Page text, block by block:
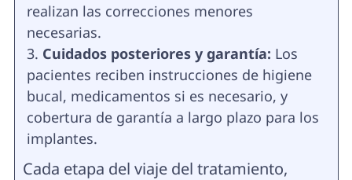
realizan las correcciones menores
necesarias.
Cuidados posteriores y garantía: Los
pacientes reciben instrucciones de higiene
bucal, medicamentos si es necesario, y
cobertura de garantía a largo plazo para los
implantes.
Cada etapa del viaje del tratamiento,